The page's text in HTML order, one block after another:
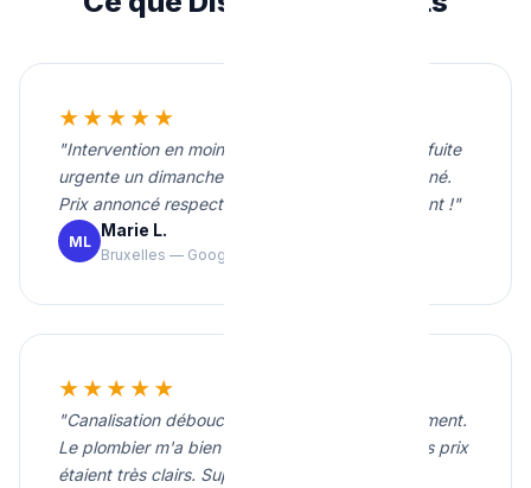
★★★★★
"Intervention en moins de 20 minutes pour une fuite
urgente un dimanche soir. Travail propre et soigné.
Prix annoncé respecté. Je recommande vivement !"
ML
Marie L.
Bruxelles — Google
★★★★★
"Canalisation débouchée rapidement et proprement.
Le plombier m'a bien expliqué le problème et les prix
étaient très clairs. Super service."